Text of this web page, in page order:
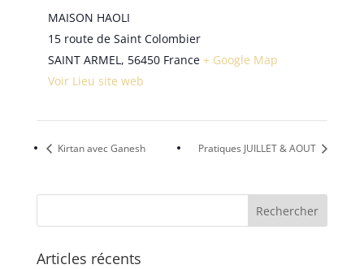
MAISON HAOLI
15 route de Saint Colombier
SAINT ARMEL, 56450 France + Google Map
Voir Lieu site web
Kirtan avec Ganesh Pratiques JUILLET & AOUT
Articles récents